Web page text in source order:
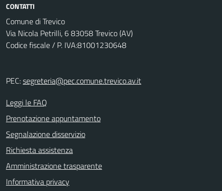
CONTATTI
Comune di Trevico
Via Nicola Petrilli, 6 83058 Trevico (AV)
Codice fiscale / P. IVA:81001230648
PEC:segreteria@pec.comune.trevico.av.it
Leggi le FAQ
Prenotazione appuntamento
Segnalazione disservizio
Richiesta assistenza
Amministrazione trasparente
Informativa privacy